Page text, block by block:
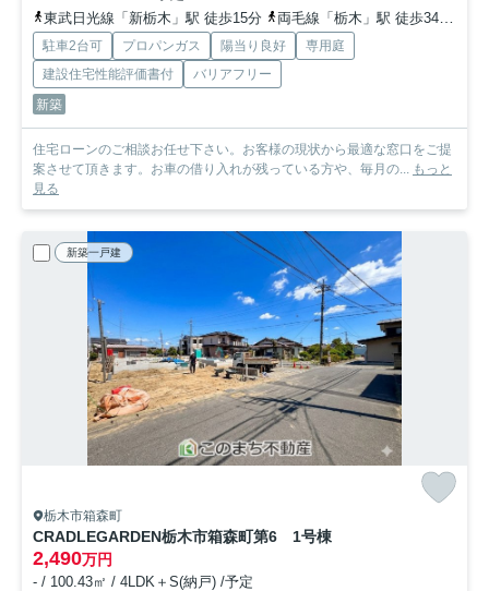
東武日光線「新栃木」駅 徒歩15分
両毛線「栃木」駅 徒歩34分
駐車2台可 プロパンガス 陽当り良好
専用庭
建設住宅性能評価書付
バリアフリー
新築
住宅ローンのご相談お任せ下さい。お客様の現状から最適な窓口をご提
案させて頂きます。お車の借り入れが残っている方や、毎月の...
もっと
見る
新築一戸建
栃木市箱森町
CRADLEGARDEN栃木市箱森町第6 1号棟
2,490万円
- / 100.43㎡ / 4LDK＋S(納戸) /予定